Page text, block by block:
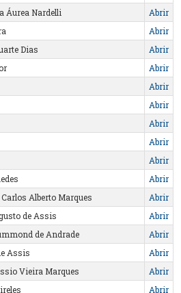
Áurea Nardelli
Abrir
Abrir
Dias
Abrir
Abrir
Abrir
Abrir
Abrir
Abrir
Abrir
Abrir
Alberto Marques
Abrir
de Assis
Abrir
de Andrade
Abrir
Assis
Abrir
Vieira Marques
Abrir
Abrir